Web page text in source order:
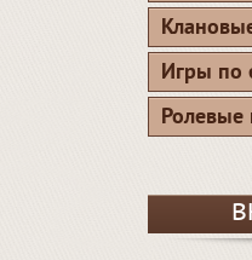
Игры по
Ролевые